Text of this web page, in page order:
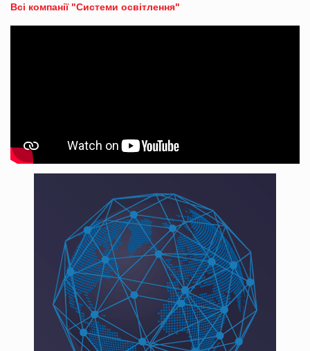
Всі компанії "Системи освітлення"